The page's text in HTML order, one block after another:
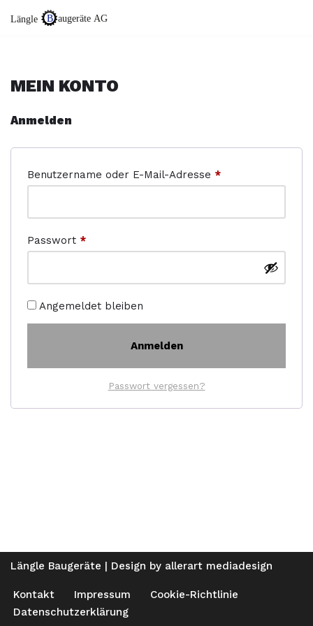
MEIN KONTO
Anmelden
Benutzername oder E-Mail-Adresse *
Passwort *
Angemeldet bleiben
Anmelden
Passwort vergessen?
Längle Baugeräte | Design by allerart mediadesign
Kontakt Impressum
Cookie-Richtlinie
Datenschutzerklärung